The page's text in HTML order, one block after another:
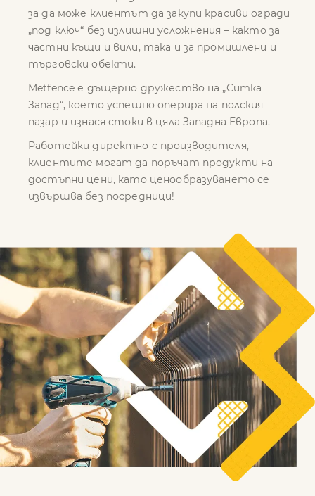
за да може клиентът да закупи красиви огради
„под ключ“ без излишни усложнения – както за
частни къщи и вили, така и за промишлени и
търговски обекти.
Metfence е дъщерно дружество на „Ситка
Запад“, което успешно оперира на полския
пазар и изнася стоки в цяла Западна Европа.
Работейки директно с производителя,
клиентите могат да поръчат продукти на
достъпни цени, като ценообразуването се
извършва без посредници!